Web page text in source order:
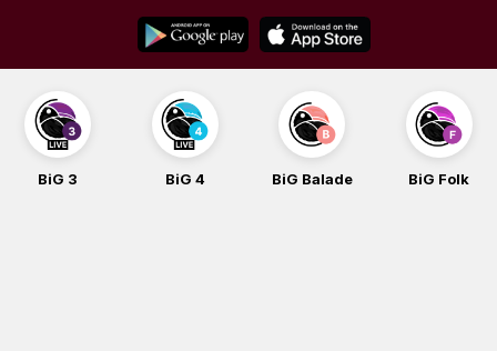
content
BiG 3 BiG 4 BiG Balade BiG Folk